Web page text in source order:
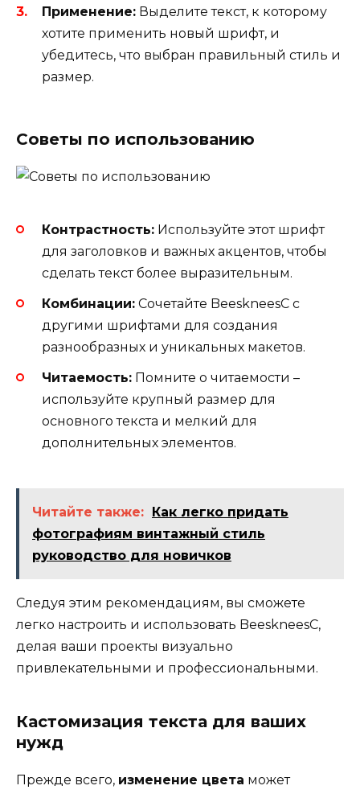
Применение: Выделите текст, к которому
хотите применить новый шрифт, и
убедитесь, что выбран правильный стиль и
размер.
Советы по использованию
Контрастность: Используйте этот шрифт
для заголовков и важных акцентов, чтобы
сделать текст более выразительным.
Комбинации: Сочетайте BeeskneesC с
другими шрифтами для создания
разнообразных и уникальных макетов.
Читаемость: Помните о читаемости –
используйте крупный размер для
основного текста и мелкий для
дополнительных элементов.
Читайте также:
Как легко придать
фотографиям винтажный стиль
руководство для новичков
Следуя этим рекомендациям, вы сможете
легко настроить и использовать BeeskneesC,
делая ваши проекты визуально
привлекательными и профессиональными.
Кастомизация текста для ваших
нужд
Прежде всего, изменение цвета может